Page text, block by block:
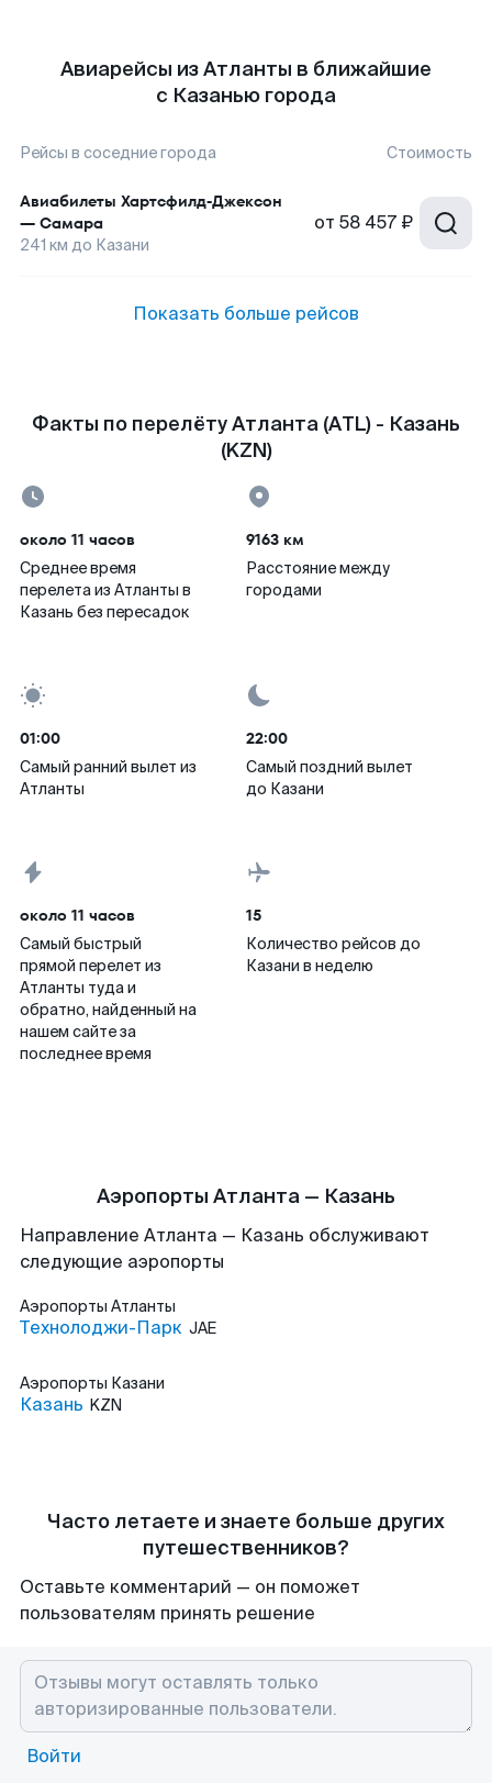
Авиарейсы из Атланты в ближайшие
с Казанью города
Рейсы в соседние города Стоимость
Авиабилеты Хартсфилд-Джексон
— Самара
241 км до Казани
от 58 457 ₽
Показать больше рейсов
Факты по перелёту Атланта (ATL) - Казань
(KZN)
около 11 часов
Среднее время
перелета из Атланты в
Казань без пересадок
9163 км
Расстояние между
городами
01:00
Самый ранний вылет из
Атланты
22:00
Самый поздний вылет
до Казани
около 11 часов
Самый быстрый
прямой перелет из
Атланты туда и
обратно, найденный на
нашем сайте за
последнее время
15
Количество рейсов до
Казани в неделю
Аэропорты Атланта — Казань
Направление Атланта — Казань обслуживают
следующие аэропорты
Аэропорты Атланты
Технолоджи-Парк JAE
Аэропорты Казани
Казань KZN
Часто летаете и знаете больше других
путешественников?
Оставьте комментарий — он поможет
пользователям принять решение
Войти